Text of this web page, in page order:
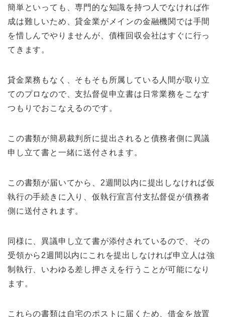
簡単といっても、専門的な知識を持つ人でなければ作
成は難しいため、貸金業がメインの金融機関では手間
を惜しんでやりませんが、債権回収会社はすぐに行っ
てきます。
貸金業務もなく、そもそも所属している人間が取り立
てのプロなので、支払督促申立書は日常業務をこなす
つもりでおこなえるのです。
この書類が簡易裁判所に提出されると債務者側に異議
申し立て書と一緒に送付されます。
この書類が届いてから、2週間以内に提出しなければ仮
執行の手続きに入り、仮執行宣言付支払督促が債務者
側に送付されます。
同様に、異議申し立て書が添付されているので、その
受領から2週間以内にこれを提出しなければ申立人は強
制執行、いわゆる差し押さえを行うことが可能になり
ます。
これらの書類は自宅のポストに届くため、借金を放置